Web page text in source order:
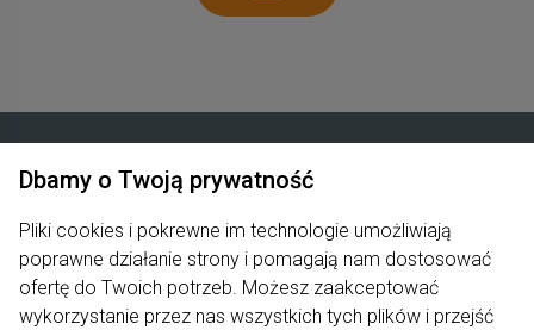
Produkty
Pomoc
Dbamy o Twoją prywatność
Pliki cookies i pokrewne im technologie umożliwiają
poprawne działanie strony i pomagają nam dostosować
ofertę do Twoich potrzeb. Możesz zaakceptować
wykorzystanie przez nas wszystkich tych plików i przejść